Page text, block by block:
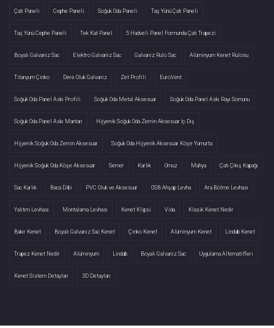
Çatı Paneli Cephe Paneli Soğuk Oda Paneli Taş Yünü Çatı Paneli
Taş Yünü Cephe Paneli Tek Kat Panel 5 Hadveli Panel Formunda Çatı Trapezi
Boyalı Galvaniz Sac Elektro Galvaniz Sac Galvaniz Rulo Sac Alüminyum Kenet Rulosu
Titanyum Çinko Dere Oluk Galvaniz Zet Profili EuroVent
Soğuk Oda Panel Askı Profili Soğuk Oda Metal Aksesuar Soğuk Oda Panel Askı Rayı Somunu
Soğuk Oda Panel Askı Mantarı Hijyenik Soğuk Oda Zemin Aksesuar İç-Dış
Hijyenik Soğuk Oda Zemin Aksesuar Soğuk Oda Hijyenik Aksesuar Köşe Yumurta
Hijyenik Soğuk Oda Köşe Aksesuar Semer Karlık Omuz Mahya Çatı Çıkış Kapağı
Sac Karlık Baca Dibi PVC Oluk ve Aksesuar OSB Ahşap Levha Ara Bölme Levhası
Yalıtım Levhası Montalama Levhası Kenet Klipsi Vida Klasik Kenet Nedir
Bakır Kenet Boyalı Galvaniz Sac Kenet Çinko Kenet Alüminyum Kenet Lindab Kenet
Trapez Kenet Nedir Alüminyum Lindab Boyalı Galvaniz Sac Uygulama Alternatifleri
Kenet Sistem Detayları 3D Detayları